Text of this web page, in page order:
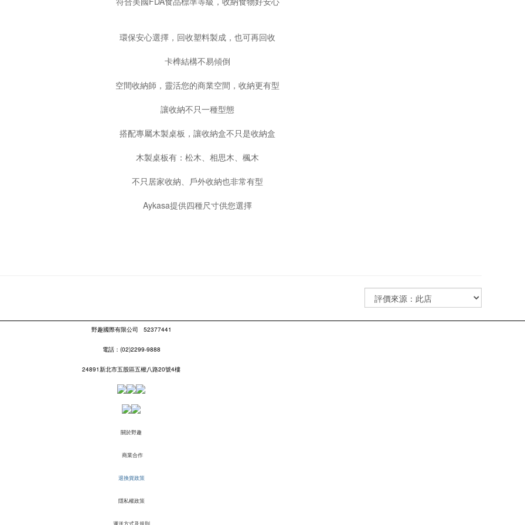
野趣國際有限公司 52377441
電話：(02)2299-9888
24891新北市五股區五權八路20號4樓
關於野趣
商業合作
退換貨政策
隱私權政策